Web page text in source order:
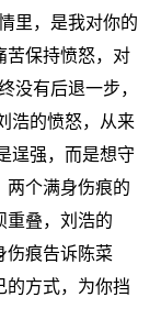
里，是我对你的
苦保持愤怒，对
没有后退一步，
浩的愤怒，从来
逞强，而是想守
两个满身伤痕的
重叠，刘浩的
伤痕告诉陈菜
的方式，为你挡